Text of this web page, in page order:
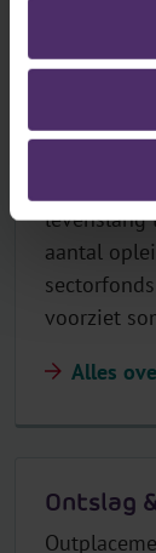
Alles
Opleiding
levenslang
aantal
voorziet
Alles
Ontslag